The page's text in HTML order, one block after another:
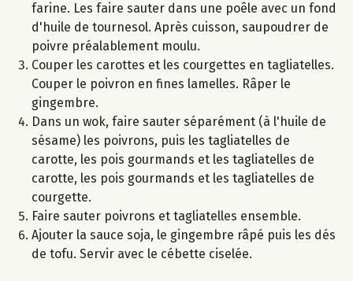
farine. Les faire sauter dans une poêle avec un fond
d'huile de tournesol. Après cuisson, saupoudrer de
poivre préalablement moulu.
Couper les carottes et les courgettes en tagliatelles.
Couper le poivron en fines lamelles. Râper le
gingembre.
Dans un wok, faire sauter séparément (à l'huile de
sésame) les poivrons, puis les tagliatelles de
carotte, les pois gourmands et les tagliatelles de
carotte, les pois gourmands et les tagliatelles de
courgette.
Faire sauter poivrons et tagliatelles ensemble.
Ajouter la sauce soja, le gingembre râpé puis les dés
de tofu. Servir avec le cébette ciselée.